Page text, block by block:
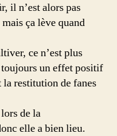
il n’est alors pas
ça lève quand
ce n’est plus
un effet positif
la restitution de fanes
de la
elle a bien lieu.